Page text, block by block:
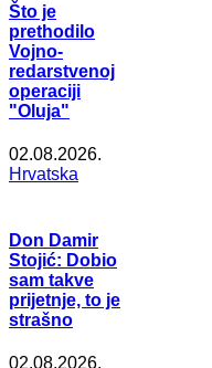
Što je
prethodilo
Vojno-
redarstvenoj
operaciji
"Oluja"
02.08.2026.
Hrvatska
Don Damir
Stojić: Dobio
sam takve
prijetnje, to je
strašno
02.08.2026.